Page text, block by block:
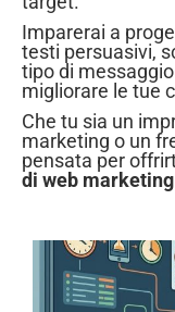
Imparerai a
testi persuasivi,
tipo di
migliorare le tue
Che tu sia un
marketing o un
pensata per
di web marketing